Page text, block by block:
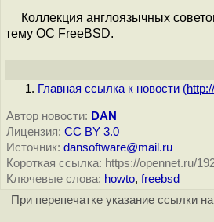
Коллекция англоязычных
тему ОС FreeBSD.
Главная ссылка к новости (
Автор новости: DAN
Лицензия: CC BY 3.0
Источник: dansoftware@mail.ru
Короткая ссылка: https://opennet.ru/
Ключевые слова: howto, freebsd
При перепечатке указание ссылки